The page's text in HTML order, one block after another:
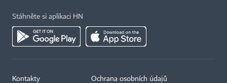
Stáhněte si aplikaci HN
Kontakty Ochrana osobních údajů